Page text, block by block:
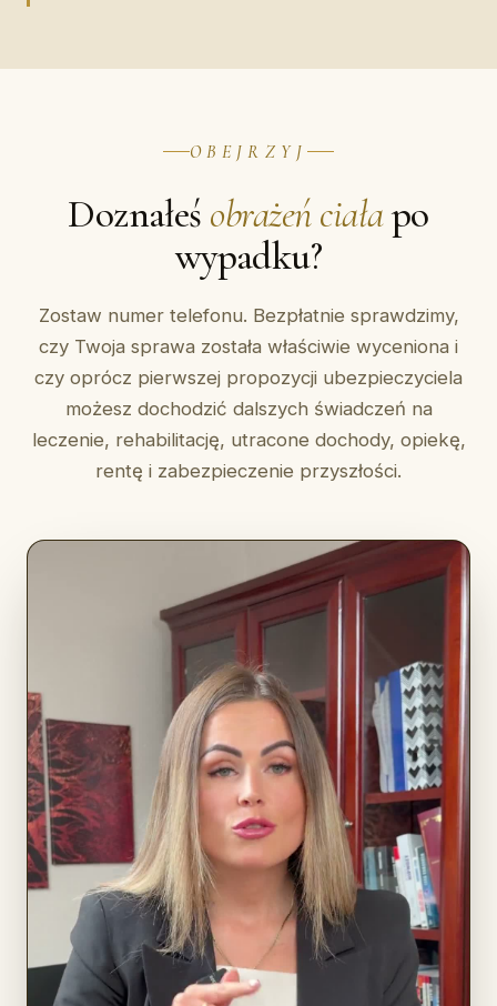
OBEJRZYJ
Doznałeś obrażeń ciałapo
wypadku?
Zostaw numer telefonu. Bezpłatnie sprawdzimy,
czy Twoja sprawa została właściwie wyceniona i
czy oprócz pierwszej propozycji ubezpieczyciela
możesz dochodzić dalszych świadczeń na
leczenie, rehabilitację, utracone dochody, opiekę,
rentę i zabezpieczenie przyszłości.